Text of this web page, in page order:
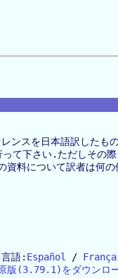
ンスを日本語訳したも
て下さい.ただしその
料について訳者は何
語: Español /
版(3.79.1)をダウンロ